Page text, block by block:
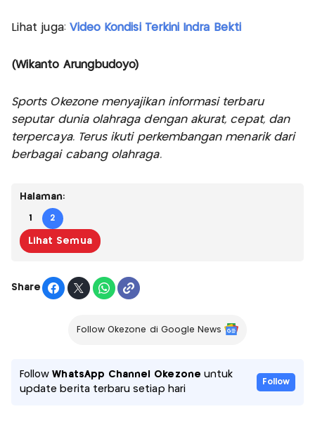
Lihat juga: Video Kondisi Terkini Indra Bekti
(Wikanto Arungbudoyo)
Sports Okezone menyajikan informasi terbaru
seputar dunia olahraga dengan akurat, cepat, dan
terpercaya. Terus ikuti perkembangan menarik dari
berbagai cabang olahraga.
Halaman:
1 2
Lihat Semua
Share
Follow Okezone di Google News
FollowWhatsApp Channel Okezone untuk
update berita terbaru setiap hari
Follow